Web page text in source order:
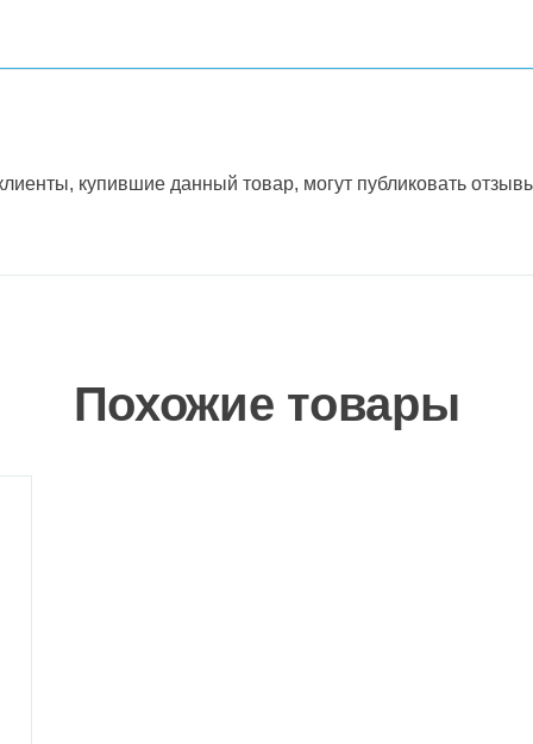
купившие данный товар, могут публиковать
Похожие товары